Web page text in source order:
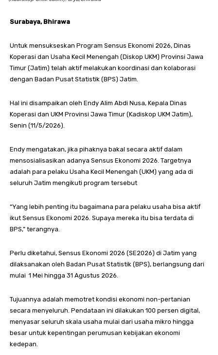
Surabaya, Bhirawa
Untuk mensukseskan Program Sensus Ekonomi 2026, Dinas
Koperasi dan Usaha Kecil Menengah (Diskop UKM) Provinsi Jawa
Timur (Jatim) telah aktif melakukan koordinasi dan kolaborasi
dengan Badan Pusat Statistik (BPS) Jatim.
Hal ini disampaikan oleh Endy Alim Abdi Nusa, Kepala Dinas
Koperasi dan UKM Provinsi Jawa Timur (Kadiskop UKM Jatim),
Senin (11/5/2026).
Endy mengatakan, jika pihaknya bakal secara aktif dalam
mensosialisasikan adanya Sensus Ekonomi 2026. Targetnya
adalah para pelaku Usaha Kecil Menengah (UKM) yang ada di
seluruh Jatim mengikuti program tersebut
“Yang lebih penting itu bagaimana para pelaku usaha bisa aktif
ikut Sensus Ekonomi 2026. Supaya mereka itu bisa terdata di
BPS,” terangnya.
Perlu diketahui, Sensus Ekonomi 2026 (SE2026) di Jatim yang
dilaksanakan oleh Badan Pusat Statistik (BPS), berlangsung dari
mulai 1 Mei hingga 31 Agustus 2026.
Tujuannya adalah memotret kondisi ekonomi non-pertanian
secara menyeluruh. Pendataan ini dilakukan 100 persen digital,
menyasar seluruh skala usaha mulai dari usaha mikro hingga
besar untuk kepentingan perumusan kebijakan ekonomi
kedepan.